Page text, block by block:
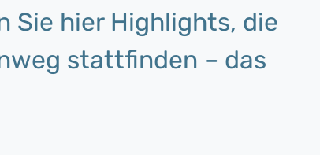
Sie hier Highlights, die
stattfinden – das